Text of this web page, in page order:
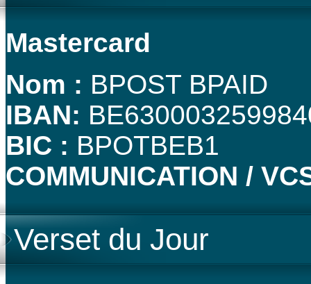
Mastercard
Nom : BPOST BPAID
IBAN:
BIC : BPOTBEB1
COMMUNICATION /
Verset du Jour